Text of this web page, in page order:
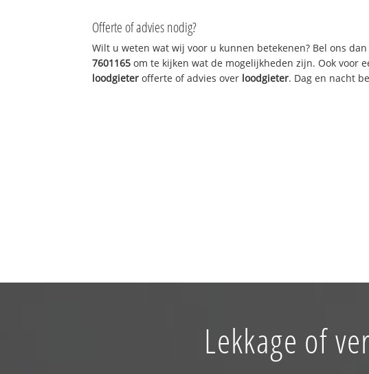
Offerte of advies nodig?
Wilt u weten wat wij voor u kunnen betekenen? Bel ons
7601165 om te kijken wat de mogelijkheden zijn. Ook voor
loodgieter offerte of advies over loodgieter. Dag en nacht
Lekkage of